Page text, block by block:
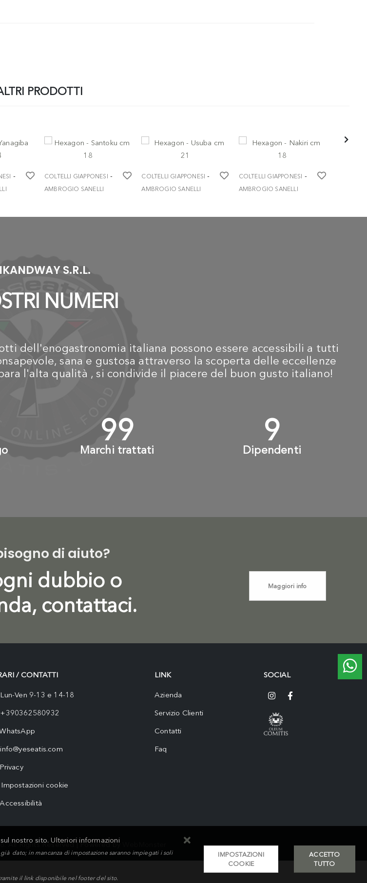
PRODOTTI
- COLTELLI GIAPPONESI -
AMBROGIO SANELLI
COLTELLI GIAPPONESI -
AMBROGIO SANELLI
COLTELLI GIAPPONESI -
AMBROGIO SANELLI
€
S.R.L.
NUMERI
dell'enogastronomia italiana possono essere accessibili a tutti
sana e gustosa attraverso la scoperta delle eccellenze
l'alta qualità , si condivide il piacere del buon gusto italiano!
110+
Marchi trattati
10+
Dipendenti
di aiuto?
dubbio o
contattaci.
Maggiori info
/ CONTATTI
Lun-Ven 9-13 e 14-18
+390362580932
info@yeseatis.com
Privacy
Impostazioni cookie
Accessibilità
LINK
Azienda
Servizio Clienti
Contatti
Faq
SOCIAL
All Rights Reserved | Powered by
nostro sito.Ulteriori informazioni
dato; in mancanza di impostazione saranno impiegati i soli
il link disponibile nel footer del sito.
IMPOSTAZIONI
COOKIE
ACCETTO
TUTTO